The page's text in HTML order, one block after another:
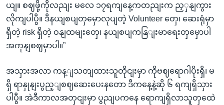
ယျ။ စဈဖို့ကိုလညျး မလေ ၁၇ရကျနေ့ကတညျးက ညှှနျကွား
လိုကျပါပွီ။ ဒီနယျစပျတှမှောလုပျတဲ့ Volunteer တှေ၊ ဆေးရုံမှာ
ရှိတဲ့ risk ရှိတဲ့ ဝနျထမျးတှေ၊ နယျစပျကနြျးမာရေးတှမှောပါ
အကုနျစဈမှာပါ။”
အသှားအလာ ကန့ျသတျထားသူတိုငျးမှာ ကိုဗဈရောဂါပိုးရှိ၊ မ
ရှိ ရာနှုနျးပွည့ျစဈဆေးပေးနတော ဒီကနေ့နဲ့ဆို ၆ ရကျရှိသှား
ပါပွီ။ အဲဒီကာလအတှငျးမှာ ပွညျပကနေ ရောကျရှိလာသူတှထေဲ